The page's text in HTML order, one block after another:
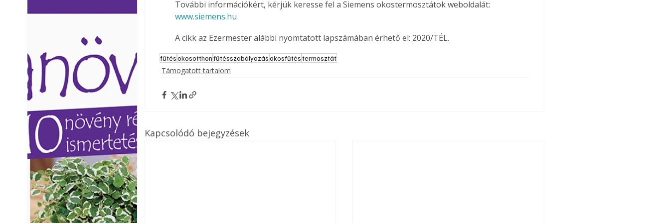
Ezermester lapszámai. A
Laptapir kényelmes megoldás,
További információkért, kérjük keresse fel a Siemens okostermosztátok weboldalát:
www.siemens.hu
A cikk az Ezermester alábbi nyomtatott lapszámában érhető el: 2020/TÉL.
fűtésokosotthonfűtésszabályozásokosfűtéstermosztát
Támogatott tartalom
Kapcsolódó bejegyzések